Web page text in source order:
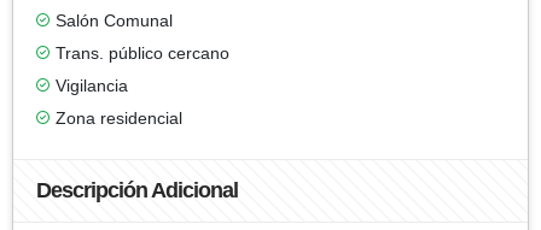
Salón Comunal
Trans. público cercano
Vigilancia
Zona residencial
Descripción Adicional